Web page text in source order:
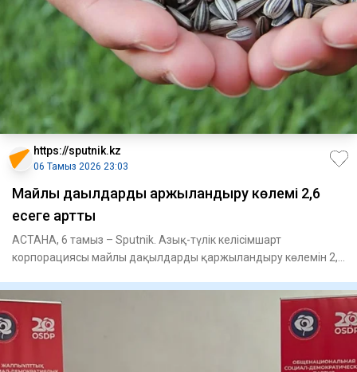
https://sputnik.kz
06 Тамыз 2026 23:03
Майлы дақылдарды қаржыландыру көлемі 2,6
есеге артты
АСТАНА, 6 тамыз – Sputnik. Азық-түлік келісімшарт
корпорациясы майлы дақылдарды қаржыландыру көлемін 2,6